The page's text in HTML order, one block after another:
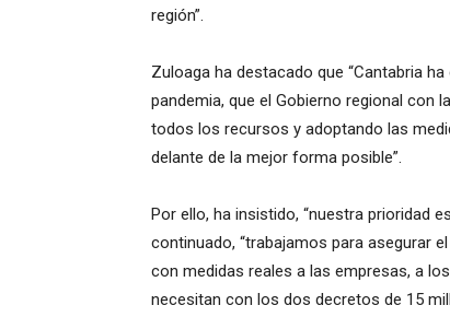
región”.
Zuloaga ha destacado que “Cantabria
pandemia, que el Gobierno regional con
todos los recursos y adoptando las
delante de la mejor forma posible”.
Por ello, ha insistido, “nuestra prioridad
continuado, “trabajamos para asegurar
con medidas reales a las empresas, a
necesitan con los dos decretos de 15